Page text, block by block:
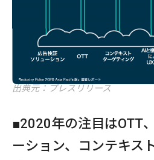
出典元：プレスリリース
■2020年の注目はOTT
ーション、コンテキス